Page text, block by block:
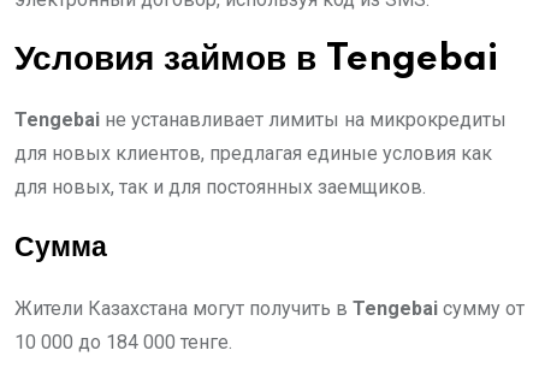
Условия займов в Tengebai
Tengebai не устанавливает лимиты на микрокредиты
для новых клиентов, предлагая единые условия как
для новых, так и для постоянных заемщиков.
Сумма
Жители Казахстана могут получить в Tengebai сумму от
10 000 до 184 000 тенге.